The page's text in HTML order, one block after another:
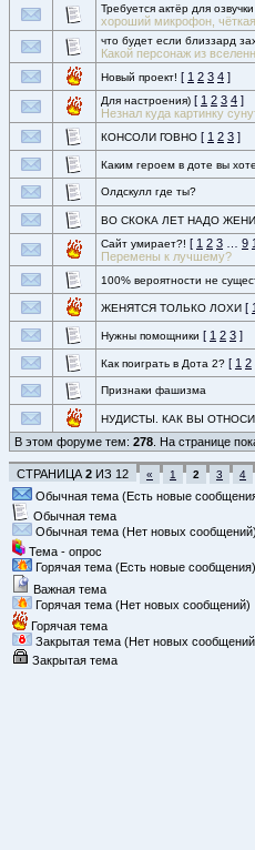
Требуется актёр для озвучки
хороший микрофон,
что будет если близзард
Какой персонаж из
Новый проект! [ 1 2 3 4 ]
Для настроения) [ 1 2 3 4 ]
Незнал куда картинку
КОНСОЛИ ГОВНО [ 1 2 3 ]
Каким героем в доте вы
Олдскулл где ты?
ВО СКОКА ЛЕТ НАДО
Сайт умирает?! [ 1 2 3 9
Перемены к лучшему?
100% вероятности не
ЖЕНЯТСЯ ТОЛЬКО ЛОХИ [ 1
Нужны помощники [ 1 2 3 ]
Как поиграть в Дота 2? [ 1 2
Признаки фашизма
НУДИСТЫ. КАК ВЫ
В этом форуме тем: 278 . На странице
СТРАНИЦА 2 ИЗ 12 « 1 2 3 4
Обычная тема (Есть новые
Обычная тема
Обычная тема (Нет новых сообщений)
Тема - опрос
Горячая тема (Есть новые сообщения)
Важная тема
Горячая тема (Нет новых сообщений)
Горячая тема
Закрытая тема (Нет новых
Закрытая тема